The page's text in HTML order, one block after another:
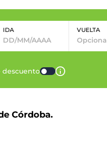
IDA VUELTA
descuento
Córdoba.